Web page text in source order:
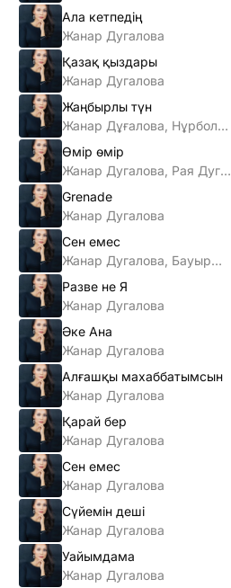
Ала кетпедің
Жанар Дугалова
Қазақ қыздары
Жанар Дугалова
Жаңбырлы түн
Жанар Дұғалова, Нұрболат Абдуллин
Өмір өмір
Жанар Дугалова, Рая Дугалова
Grenade
Жанар Дугалова
Сен емес
Жанар Дугалова, Бауыржан Ретбаев
Разве не Я
Жанар Дугалова
Әке Ана
Жанар Дугалова
Алғашқы махаббатымсын
Жанар Дугалова
Қарай бер
Жанар Дугалова
Сен емес
Жанар Дугалова
Сүйемін деші
Жанар Дугалова
Уайымдама
Жанар Дугалова